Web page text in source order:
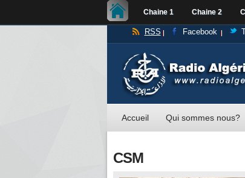
Chaine 1 Chaine 2
RSS Facebook
Accueil Qui sommes nous?
CSM